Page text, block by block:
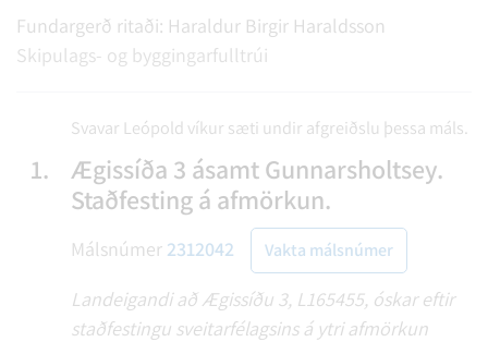
Fundargerð ritaði: Haraldur Birgir Haraldsson
Skipulags- og byggingarfulltrúi
Svavar Leópold víkur sæti undir afgreiðslu þessa máls.
1.
Ægissíða 3 ásamt Gunnarsholtsey.
Staðfesting á afmörkun.
Málsnúmer 2312042 Vakta málsnúmer
Landeigandi að Ægissíðu 3, L165455, óskar eftir
staðfestingu sveitarfélagsins á ytri afmörkun